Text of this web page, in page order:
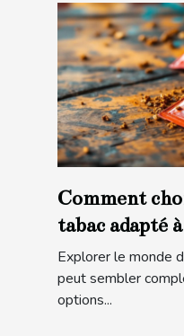
Comment
tabac adapté
Explorer le monde
peut sembler
options...